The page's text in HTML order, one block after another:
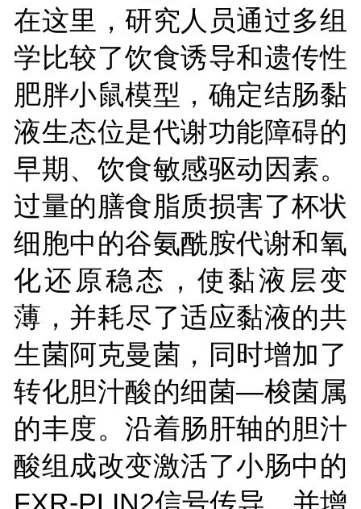
在这里，研究人员通过多组
学比较了饮食诱导和遗传性
肥胖小鼠模型，确定结肠黏
液生态位是代谢功能障碍的
早期、饮食敏感驱动因素。
过量的膳食脂质损害了杯状
细胞中的谷氨酰胺代谢和氧
化还原稳态，使黏液层变
薄，并耗尽了适应黏液的共
生菌阿克曼菌，同时增加了
转化胆汁酸的细菌—梭菌属
的丰度。沿着肠肝轴的胆汁
酸组成改变激活了小肠中的
FXR-PLIN2信号传导，并增